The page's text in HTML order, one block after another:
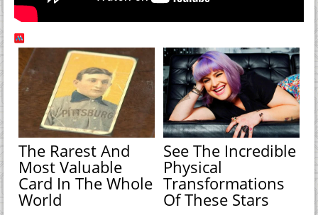
The Rarest And
Most Valuable
Card In The Whole
World
See The Incredible
Physical
Transformations
Of These Stars